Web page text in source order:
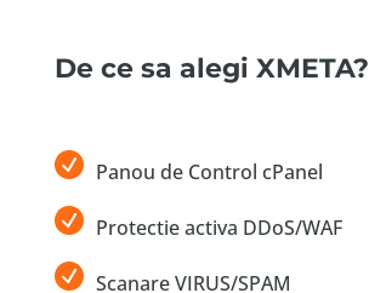
De ce sa alegi XMETA?
Panou de Control cPanel
Protectie activa DDoS/WAF
Scanare VIRUS/SPAM